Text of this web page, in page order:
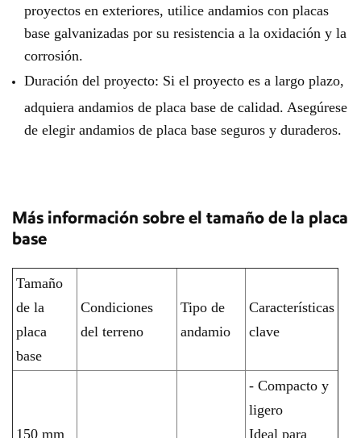
proyectos en exteriores, utilice andamios con placas
base galvanizadas por su resistencia a la oxidación y la
corrosión.
Duración del proyecto: Si el proyecto es a largo plazo,
adquiera andamios de placa base de calidad. Asegúrese
de elegir andamios de placa base seguros y duraderos.
Más información sobre el tamaño de la placa
base
Tamaño
de la
placa
base
Condiciones
del terreno
Tipo de
andamio
Características
clave
150 mm
- Compacto y
ligero
Ideal para